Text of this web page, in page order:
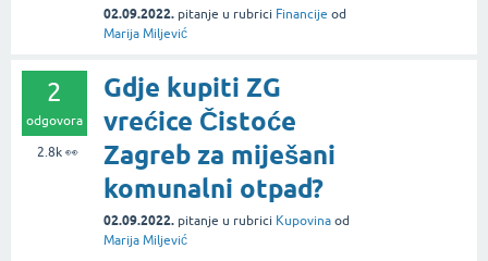
02.09.2022. pitanje u rubrici Financije od
Marija Miljević
2
odgovora
2.8k👀
Gdje kupiti ZG
vrećice Čistoće
Zagreb za miješani
komunalni otpad?
02.09.2022. pitanje u rubrici Kupovina od
Marija Miljević